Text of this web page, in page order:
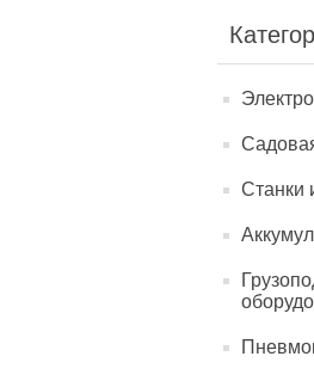
Станки